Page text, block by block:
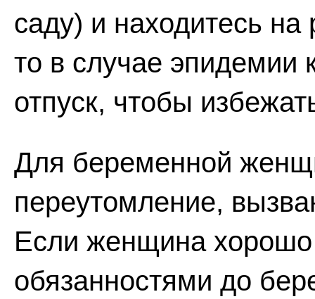
саду) и находитесь
то в случае эпидемии
отпуск, чтобы
Для беременной
переутомление,
Если женщина
обязанностями до